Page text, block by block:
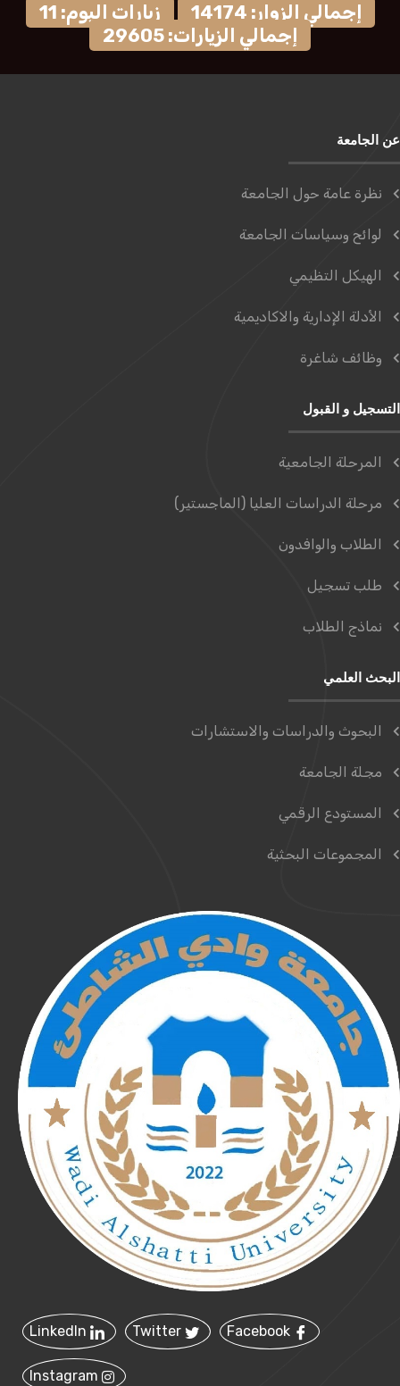
إجمالي الزوار: 14174
زيارات اليوم: 11
إجمالي الزيارات: 29605
عن الجامعة
نظرة عامة حول الجامعة
لوائح وسياسات الجامعة
الهيكل التظيمي
الأدلة الإدارية والاكاديمية
وظائف شاغرة
التسجيل و القبول
المرحلة الجامعية
مرحلة الدراسات العليا (الماجستير)
الطلاب والوافدون
طلب تسجيل
نماذج الطلاب
البحث العلمي
البحوث والدراسات والاستشارات
مجلة الجامعة
المستودع الرقمي
المجموعات البحثية